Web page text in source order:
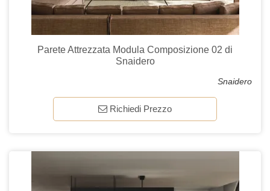
Parete Attrezzata Modula Composizione 02 di
Snaidero
Snaidero
Richiedi Prezzo